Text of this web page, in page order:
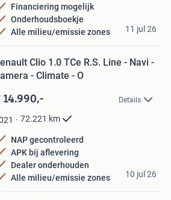
Financiering mogelijk
Onderhoudsboekje
Alle milieu/emissie zones
11 jul 26
Clio 1.0 TCe R.S. Line - Navi -
- Climate - O
14.990,- Details
72.221 km
NAP gecontroleerd
APK bij aflevering
Dealer onderhouden
Alle milieu/emissie zones
10 jul 26